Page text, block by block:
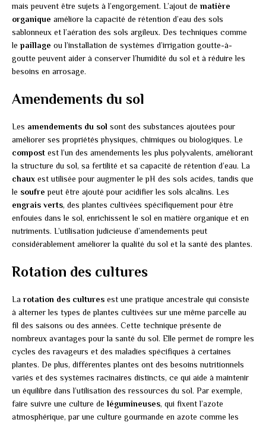
mais peuvent être sujets à l’engorgement. L’ajout de matière
organique améliore la capacité de rétention d’eau des sols
sablonneux et l’aération des sols argileux. Des techniques comme
le paillage ou l’installation de systèmes d’irrigation goutte-à-
goutte peuvent aider à conserver l’humidité du sol et à réduire les
besoins en arrosage.
Amendements du sol
Les amendements du sol sont des substances ajoutées pour
améliorer ses propriétés physiques, chimiques ou biologiques. Le
compost est l’un des amendements les plus polyvalents, améliorant
la structure du sol, sa fertilité et sa capacité de rétention d’eau. La
chaux est utilisée pour augmenter le pH des sols acides, tandis que
le soufre peut être ajouté pour acidifier les sols alcalins. Les
engrais verts, des plantes cultivées spécifiquement pour être
enfouies dans le sol, enrichissent le sol en matière organique et en
nutriments. L’utilisation judicieuse d’amendements peut
considérablement améliorer la qualité du sol et la santé des plantes.
Rotation des cultures
La rotation des cultures est une pratique ancestrale qui consiste
à alterner les types de plantes cultivées sur une même parcelle au
fil des saisons ou des années. Cette technique présente de
nombreux avantages pour la santé du sol. Elle permet de rompre les
cycles des ravageurs et des maladies spécifiques à certaines
plantes. De plus, différentes plantes ont des besoins nutritionnels
variés et des systèmes racinaires distincts, ce qui aide à maintenir
un équilibre dans l’utilisation des ressources du sol. Par exemple,
faire suivre une culture de légumineuses, qui fixent l’azote
atmosphérique, par une culture gourmande en azote comme les